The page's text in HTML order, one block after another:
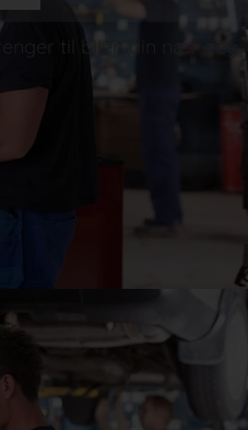
til bilen din nær deg